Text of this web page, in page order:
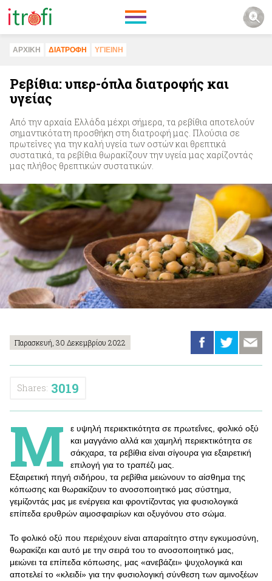
ΑΡΧΙΚΗ ΔΙΑΤΡΟΦΗ ΥΓΙΕΙΝΗ
Ρεβίθια: υπερ-όπλα διατροφής και
υγείας
Από την αρχαία Ελλάδα μέχρι σήμερα, τα ρεβίθια αποτελούν
σημαντικότατη προσθήκη στη διατροφή μας. Πλούσια σε
πρωτεΐνες για την καλή υγεία των οστών και θρεπτικά
συστατικά, τα ρεβίθια θωρακίζουν την υγεία μας χαρίζοντάς
μας πλήθος θρεπτικών συστατικών.
Παρασκευή, 30 Δεκεμβρίου 2022
Shares: 3019
Μ
ε υψηλή περιεκτικότητα σε πρωτεΐνες, φολικό οξύ
και μαγγάνιο αλλά και χαμηλή περιεκτικότητα σε
σάκχαρα, τα ρεβίθια είναι σίγουρα για εξαιρετική
επιλογή για το τραπέζι μας.
Εξαιρετική πηγή σιδήρου, τα ρεβίθια μειώνουν το αίσθημα της
κόπωσης και θωρακίζουν το ανοσοποιητικό μας σύστημα,
γεμίζοντάς μας με ενέργεια και φροντίζοντας για φυσιολογικά
επίπεδα ερυθρών αιμοσφαιρίων και οξυγόνου στο σώμα.
Το φολικό οξύ που περιέχουν είναι απαραίτητο στην εγκυμοσύνη,
θωρακίζει και αυτό με την σειρά του το ανοσοποιητικό μας,
μειώνει τα επίπεδα κόπωσης, μας «ανεβάζει» ψυχολογικά και
αποτελεί το «κλειδί» για την φυσιολογική σύνθεση των αμινοξέων